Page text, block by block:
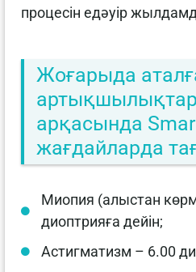
процесін едәуір
Жоғарыда
арқасында
жағдайларда
Миопия (алыстан
диоптрияға дейін;
Астигматизм – 6.00